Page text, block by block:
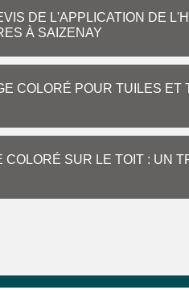
DE L'APPLICATION DE
À SAIZENAY
COLORÉ POUR TUILES ET
SUR LE TOIT : UN